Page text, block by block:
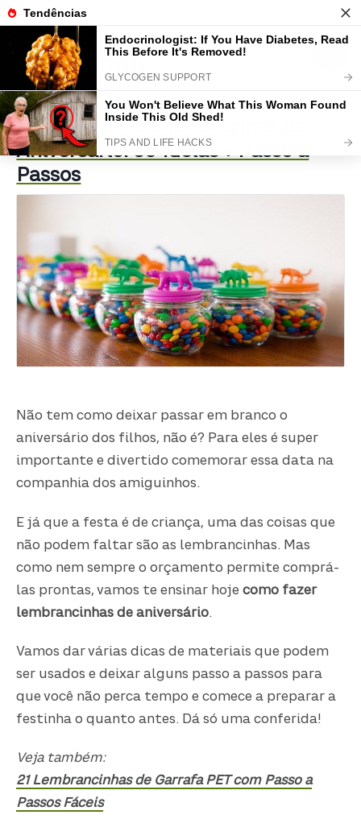
Como Fazer Lembrancinhas de
Aniversário: 39 Ideias + Passo a
Passos
Não tem como deixar passar em branco o
aniversário dos filhos, não é? Para eles é super
importante e divertido comemorar essa data na
companhia dos amiguinhos.
E já que a festa é de criança, uma das coisas que
não podem faltar são as lembrancinhas. Mas
como nem sempre o orçamento permite comprá-
las prontas, vamos te ensinar hojecomo fazer
lembrancinhas de aniversário.
Vamos dar várias dicas de materiais que podem
ser usados e deixar alguns passo a passos para
que você não perca tempo e comece a preparar a
festinha o quanto antes. Dá só uma conferida!
Veja também:
21 Lembrancinhas de Garrafa PET com Passo a
Passos Fáceis